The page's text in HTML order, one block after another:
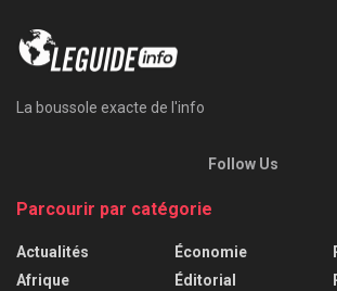
La boussole exacte de l'info
Follow Us
Parcourir par catégorie
Actualités
Afrique
Économie
Éditorial